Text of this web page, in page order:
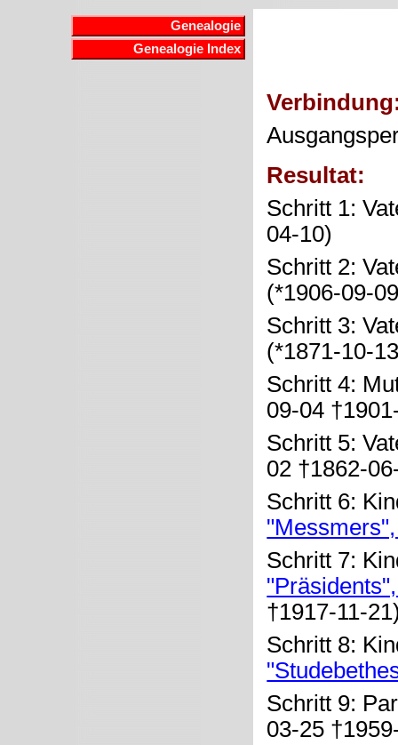
Genealogie
Genealogie Index
Resultat:
Schritt 1:
04-10)
Schritt 2:
(*1906-09-
Schritt 3:
(*1871-10-
Schritt 4:
09-04
Schritt 5:
02 †1862-
Schritt 6:
Schritt 7:
†1917-11-
Schritt 8:
Schritt 9:
03-25